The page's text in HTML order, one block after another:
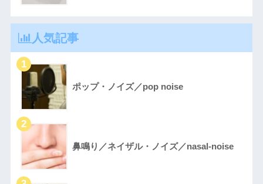
人気記事
ポップ・ノイズ／pop noise
鼻鳴り／ネイザル・ノイズ／nasal-noise